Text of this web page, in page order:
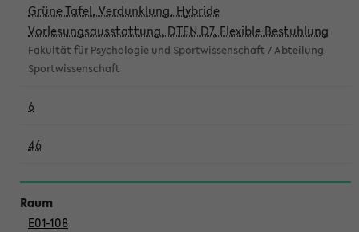
Grüne Tafel, Verdunklung, Hybride
Vorlesungsausstattung, DTEN D7, Flexible Bestuhlung
Fakultät für Psychologie und Sportwissenschaft / Abteilung
Sportwissenschaft
6
46
E01-108